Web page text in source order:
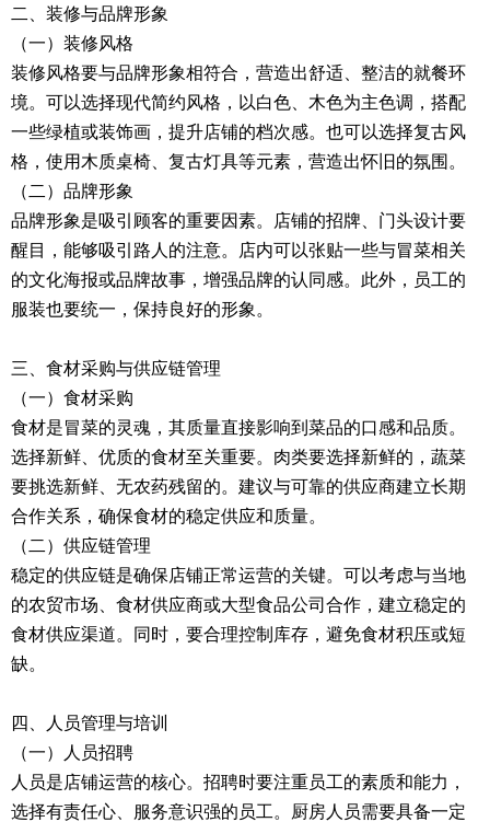
二、装修与品牌形象
（一）装修风格
装修风格要与品牌形象相符合，营造出舒适、整洁的就餐环
境。可以选择现代简约风格，以白色、木色为主色调，搭配
一些绿植或装饰画，提升店铺的档次感。也可以选择复古风
格，使用木质桌椅、复古灯具等元素，营造出怀旧的氛围。
（二）品牌形象
品牌形象是吸引顾客的重要因素。店铺的招牌、门头设计要
醒目，能够吸引路人的注意。店内可以张贴一些与冒菜相关
的文化海报或品牌故事，增强品牌的认同感。此外，员工的
服装也要统一，保持良好的形象。
三、食材采购与供应链管理
（一）食材采购
食材是冒菜的灵魂，其质量直接影响到菜品的口感和品质。
选择新鲜、优质的食材至关重要。肉类要选择新鲜的，蔬菜
要挑选新鲜、无农药残留的。建议与可靠的供应商建立长期
合作关系，确保食材的稳定供应和质量。
（二）供应链管理
稳定的供应链是确保店铺正常运营的关键。可以考虑与当地
的农贸市场、食材供应商或大型食品公司合作，建立稳定的
食材供应渠道。同时，要合理控制库存，避免食材积压或短
缺。
四、人员管理与培训
（一）人员招聘
人员是店铺运营的核心。招聘时要注重员工的素质和能力，
选择有责任心、服务意识强的员工。厨房人员需要具备一定